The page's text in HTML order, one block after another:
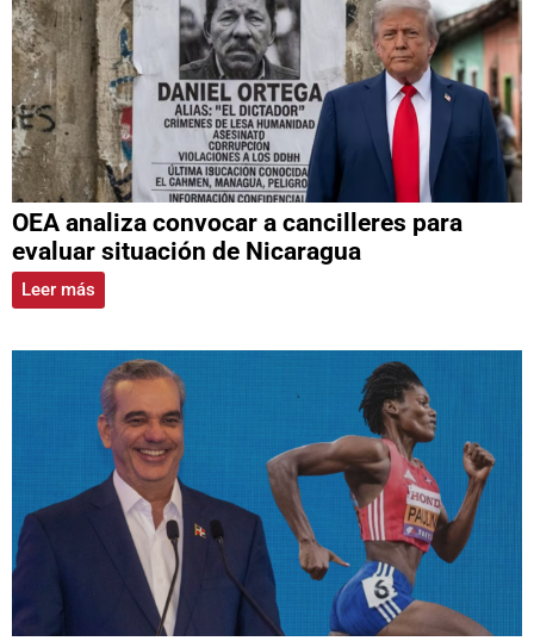
OEA analiza convocar a cancilleres para
evaluar situación de Nicaragua
Leer más